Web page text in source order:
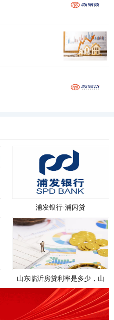
浦发银行-浦闪贷
山东临沂房贷利率是多少，山
东临沂房贷利率是多少钱